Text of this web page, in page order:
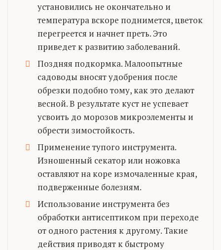
установились не окончательно и
температура вскоре поднимется, цветок
перегреется и начнет преть. Это
приведет к развитию заболеваний.
Поздняя подкормка. Малоопытные
садоводы вносят удобрения после
обрезки подобно тому, как это делают
весной. В результате куст не успевает
усвоить до морозов микроэлементы и
обрести зимостойкость.
Применение тупого инструмента.
Изношенный секатор или ножовка
оставляют на коре измочаленные края,
подверженные болезням.
Использование инструмента без
обработки антисептиком при переходе
от одного растения к другому. Такие
действия приводят к быстрому